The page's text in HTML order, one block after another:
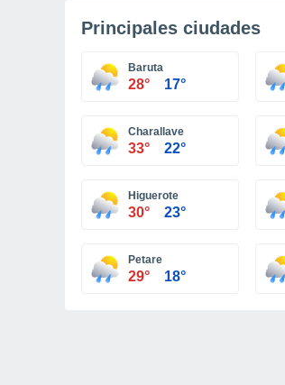
Principales ciudades
Baruta
28° 17°
Charallave
33° 22°
Higuerote
30° 23°
Petare
29° 18°